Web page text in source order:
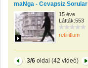
maNga - Cevapsiz Sorular
15 éve
Látták:553
retlifitlum
3/6oldal (42 videó)